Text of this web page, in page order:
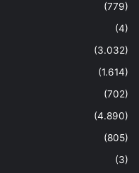
(779)
(4)
(3.032)
(1.614)
(702)
(4.890)
(805)
(3)